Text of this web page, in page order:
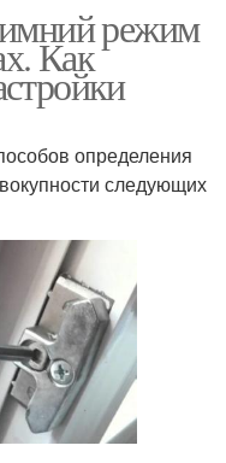
режим
Как
определения
следующих